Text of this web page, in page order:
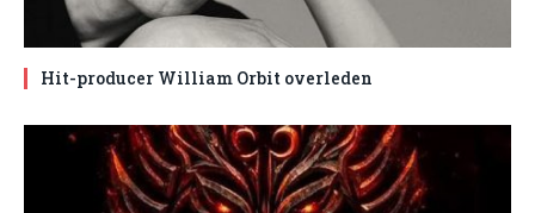
Hit-producer William Orbit overleden